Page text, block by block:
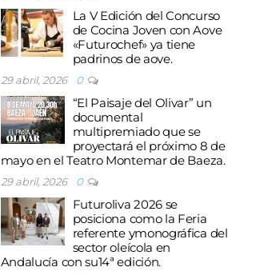
La V Edición del Concurso
de Cocina Joven con Aove
«Futurochef» ya tiene
padrinos de aove.
29 abril, 2026 0
“El Paisaje del Olivar” un
documental
multipremiado que se
proyectará el próximo 8 de
mayo en el Teatro Montemar de Baeza.
29 abril, 2026 0
Futuroliva 2026 se
posiciona como la Feria
referente ymonográfica del
sector oleícola en
Andalucía con su14ª edición.